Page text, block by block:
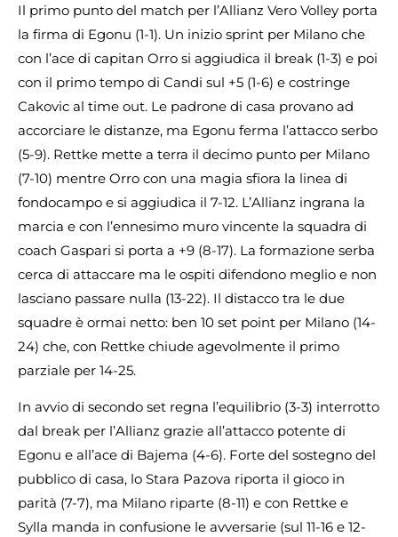
Il primo punto del match per l’Allianz Vero Volley porta
la firma di Egonu (1-1). Un inizio sprint per Milano che
con l’ace di capitan Orro si aggiudica il break (1-3) e poi
con il primo tempo di Candi sul +5 (1-6) e costringe
Cakovic al time out. Le padrone di casa provano ad
accorciare le distanze, ma Egonu ferma l’attacco serbo
(5-9). Rettke mette a terra il decimo punto per Milano
(7-10) mentre Orro con una magia sfiora la linea di
fondocampo e si aggiudica il 7-12. L’Allianz ingrana la
marcia e con l’ennesimo muro vincente la squadra di
coach Gaspari si porta a +9 (8-17). La formazione serba
cerca di attaccare ma le ospiti difendono meglio e non
lasciano passare nulla (13-22). Il distacco tra le due
squadre è ormai netto: ben 10 set point per Milano (14-
24) che, con Rettke chiude agevolmente il primo
parziale per 14-25.
In avvio di secondo set regna l’equilibrio (3-3) interrotto
dal break per l’Allianz grazie all’attacco potente di
Egonu e all’ace di Bajema (4-6). Forte del sostegno del
pubblico di casa, lo Stara Pazova riporta il gioco in
parità (7-7), ma Milano riparte (8-11) e con Rettke e
Sylla manda in confusione le avversarie (sul 11-16 e 12-